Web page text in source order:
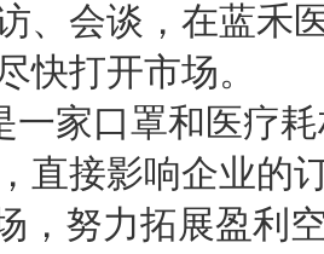
、会谈，在蓝禾
打开市场。
口罩和医疗耗
直接影响企业的
，努力拓展盈利